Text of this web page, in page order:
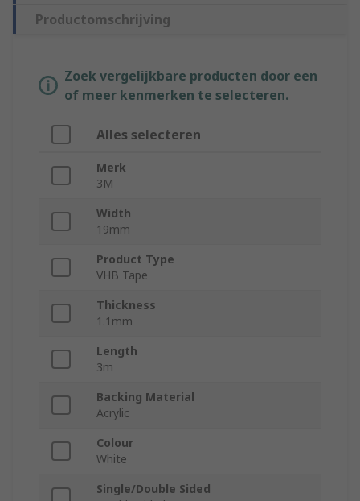
Productomschrijving
Zoek vergelijkbare producten door een
of meer kenmerken te selecteren.
Alles selecteren
Merk
3M
Width
19mm
Product Type
VHB Tape
Thickness
1.1mm
Length
3m
Backing Material
Acrylic
Colour
White
Single/Double Sided